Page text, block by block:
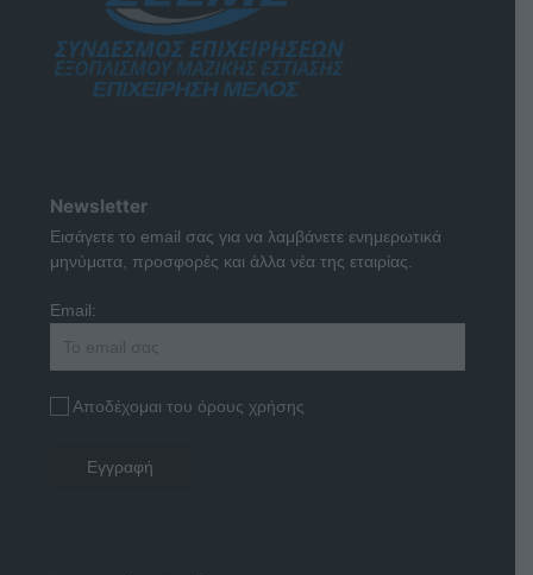
Newsletter
Εισάγετε το email σας για να λαμβάνετε ενημερωτικά
μηνύματα, προσφορές και άλλα νέα της εταιρίας.
Email:
Αποδέχομαι του όρους χρήσης